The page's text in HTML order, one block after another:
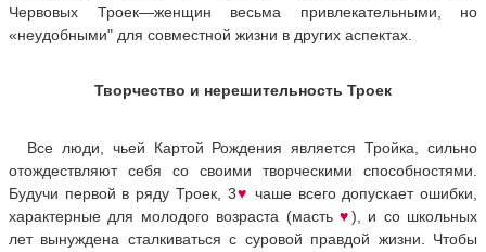
Червовых Троек—женщин весьма привлекательными, но
«неудобными" для совместной жизни в других аспектах.
Творчество и нерешительность Троек
Все люди, чьей Картой Рождения является Тройка, сильно
отождествляют себя со своими творческими способностями.
Будучи первой в ряду Троек, 3♥ чаше всего допускает ошибки,
характерные для молодого возраста (масть♥), и со школьных
лет вынуждена сталкиваться с суровой правдой жизни. Чтобы